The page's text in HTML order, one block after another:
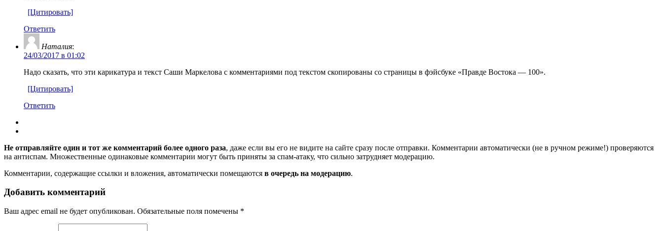
[Цитировать]
Ответить
Наталия:
24/03/2017 в 01:02
Надо сказать, что эти карикатура и текст Саши Маркелова с комментариями под текстом скопированы со страницы в фэйсбуке «Правде Востока — 100».
[Цитировать]
Ответить
Не отправляйте один и тот же комментарий более одного раза, даже если вы его не видите на сайте сразу после отправки. Комментарии автоматически (не в ручном режиме!) проверяются
на антиспам. Множественные одинаковые комментарии могут быть приняты за спам-атаку, что сильно затрудняет модерацию.
Комментарии, содержащие ссылки и вложения, автоматически помещаются в очередь на модерацию.
Добавить комментарий
Ваш адрес email не будет опубликован. Обязательные поля помечены *